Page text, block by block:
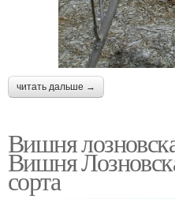
читать дальше →
Вишня
Вишня
сорта